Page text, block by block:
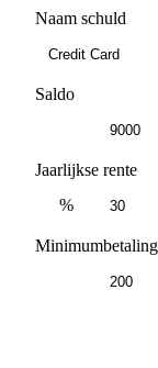
Naam schuld
Saldo
Jaarlijkse rente
%
Minimumbetaling